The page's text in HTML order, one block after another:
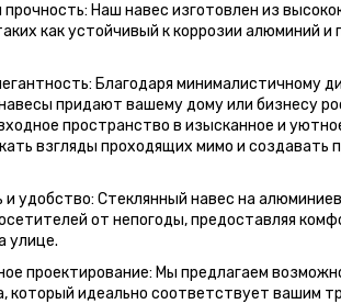
Наш навес изготовлен из
как устойчивый к коррозии алюминий и
Благодаря минималистичному
придают вашему дому или бизнесу
пространство в изысканное и
взгляды проходящих мимо и создавать
и удобство: Стеклянный навес на
от непогоды, предоставляя
улице.
проектирование: Мы предлагаем
который идеально соответствует вашим